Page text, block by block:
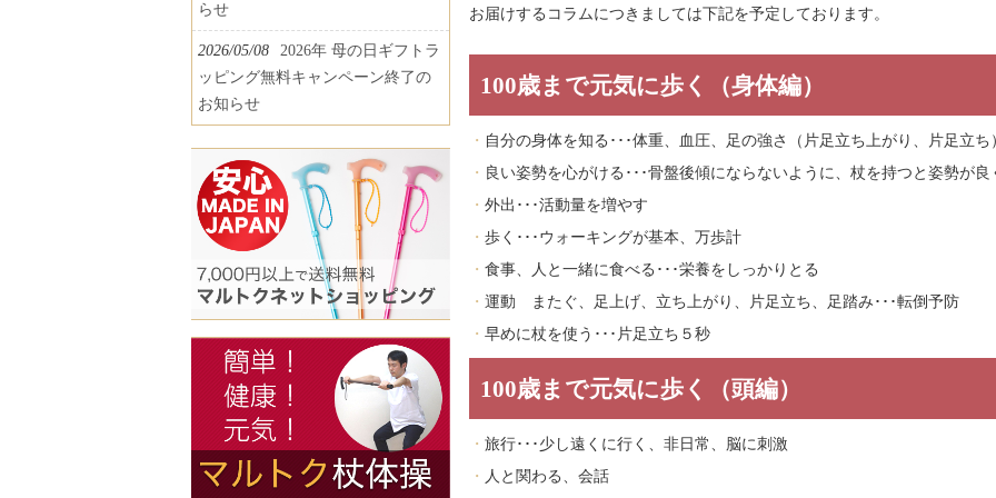
お届けするコラムにつきましては下記を予定しております。
100歳まで元気に歩く（身体編）
自分の身体を知る･･･体重、血圧、足の強さ（片足立ち上がり、片足立ち）
良い姿勢を心がける･･･骨盤後傾にならないように、杖を持つと姿勢が良
外出･･･活動量を増やす
歩く･･･ウォーキングが基本、万歩計
食事、人と一緒に食べる･･･栄養をしっかりとる
運動 またぐ、足上げ、立ち上がり、片足立ち、足踏み･･･転倒予防
早めに杖を使う･･･片足立ち５秒
100歳まで元気に歩く（頭編）
旅行･･･少し遠くに行く、非日常、脳に刺激
人と関わる、会話
らせ
2026/05/08
2026年 母の日ギフトラ
ッピング無料キャンペーン終了の
お知らせ